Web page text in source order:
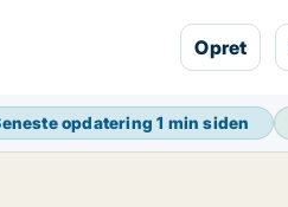
Opret
opdatering1 min siden